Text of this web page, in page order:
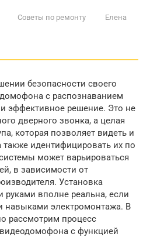
Советы по ремонту
Елена
безопасности своего
с распознаванием
эффективное решение. Это не
дверного звонка, а целая
которая позволяет видеть и
идентифицировать их по
может варьироваться
в зависимости от
Установка
вполне реальна, если
навыками электромонтажа. В
рассмотрим процесс
с функцией